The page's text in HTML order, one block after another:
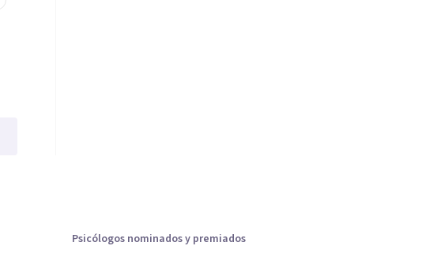
Psicólogos nominados y premiados